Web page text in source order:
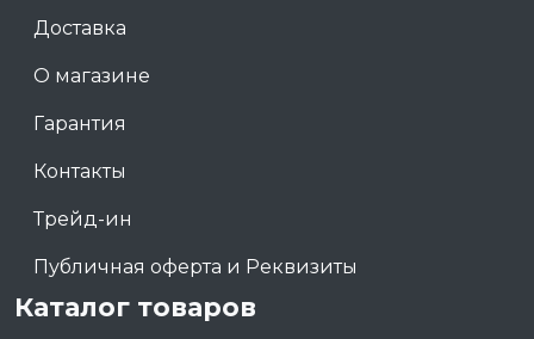
Доставка
О магазине
Гарантия
Контакты
Трейд-ин
Публичная оферта и Реквизиты
Каталог товаров